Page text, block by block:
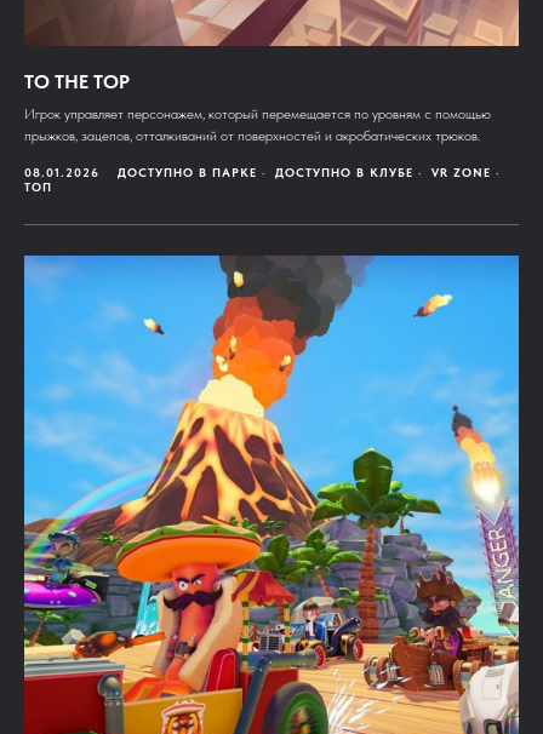
TO THE TOP
Игрок управляет персонажем, который перемещается по уровням с помощью
прыжков, зацепов, отталкиваний от поверхностей и акробатических трюков.
08.01.2026 ДОСТУПНО В ПАРКЕ ДОСТУПНО В КЛУБЕ
VR ZONE
ТОП